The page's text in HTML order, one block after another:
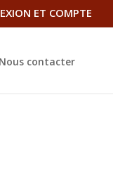
ET COMPTE
Nous contacter